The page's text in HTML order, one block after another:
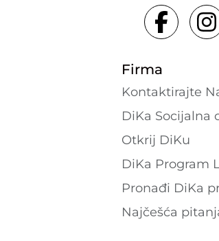
Firma
Kontaktirajte
DiKa Socijalna
Otkrij DiKu
DiKa Program
Pronađi DiKa
Najčešća